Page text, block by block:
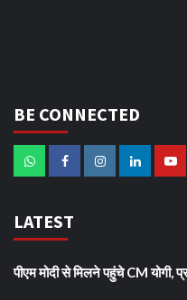
BE CONNECTED
LATEST
पीएम मोदी से मिलने पहुंचे CM योगी,